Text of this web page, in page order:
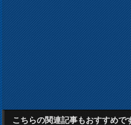
こちらの関連記事もおすすめで